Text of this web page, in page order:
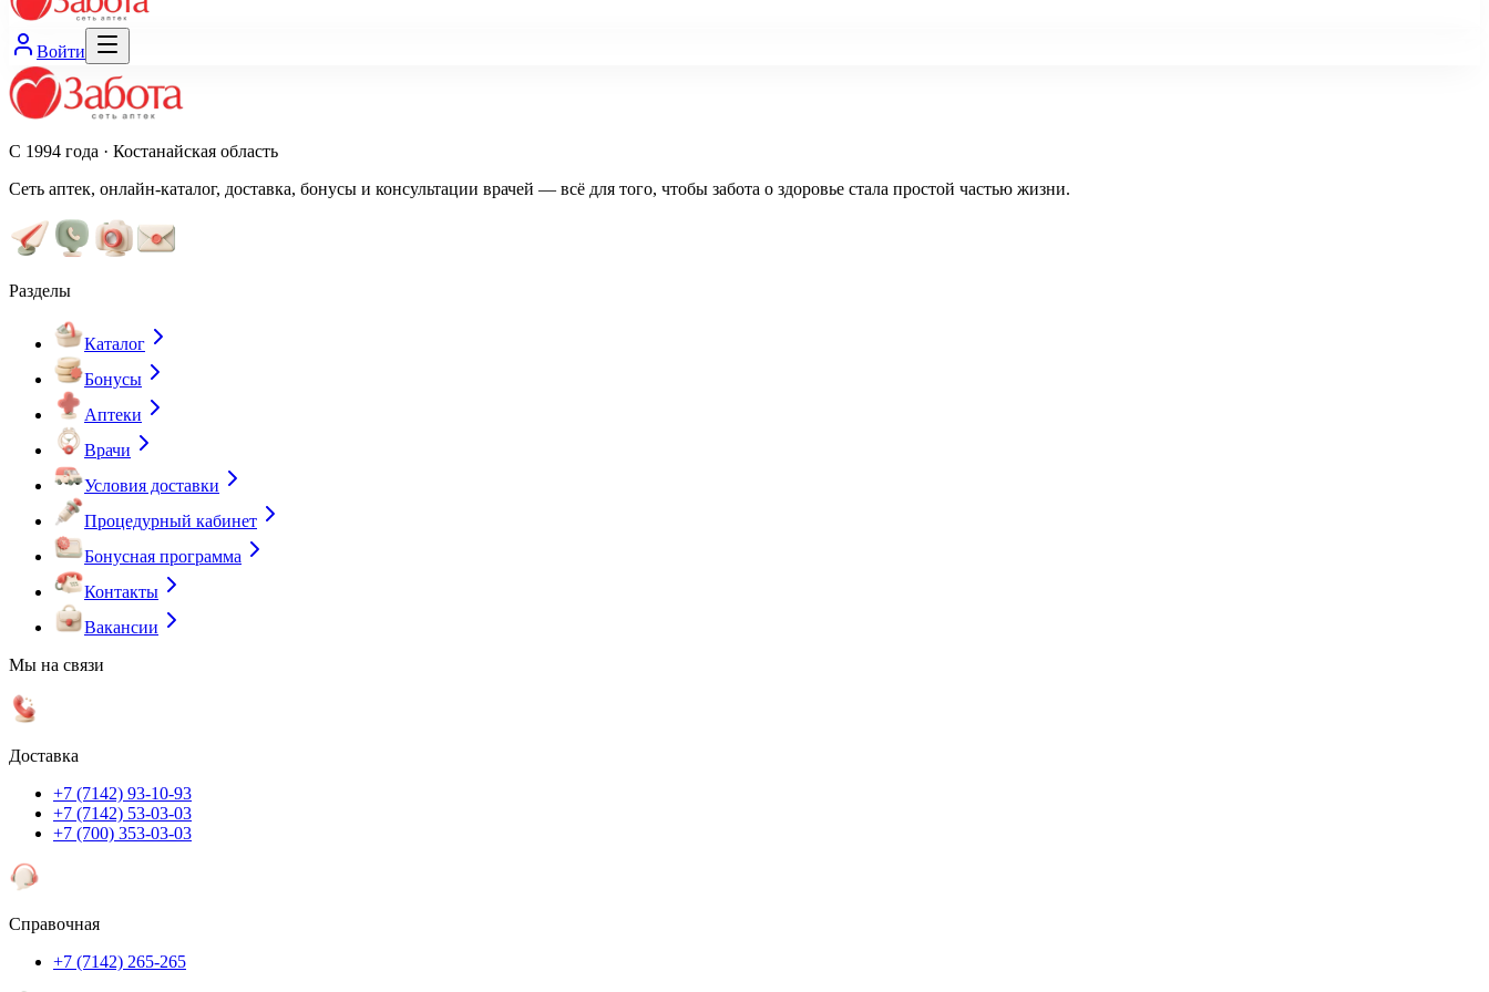
Войти
С 1994 года · Костанайская область
Сеть аптек, онлайн-каталог, доставка, бонусы и консультации врачей — всё для того, чтобы забота о здоровье стала простой частью жизни.
Разделы
Каталог
Бонусы
Аптеки
Врачи
Условия доставки
Процедурный кабинет
Бонусная программа
Контакты
Вакансии
Мы на связи
Доставка
+7 (7142) 93-10-93
+7 (7142) 53-03-03
+7 (700) 353-03-03
Справочная
+7 (7142) 265-265